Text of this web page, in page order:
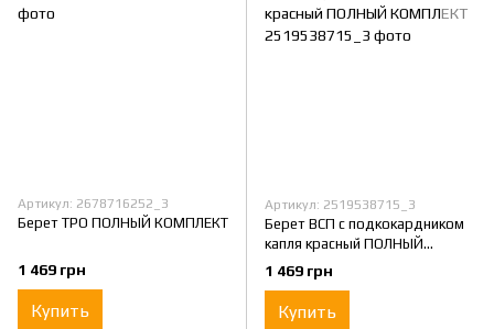
Артикул: 2678716252_3
Берет ТРО ПОЛНЫЙ КОМПЛЕКТ
1 469 грн
Купить
Артикул: 2519538715_3
Берет ВСП с подкокардником
капля красный ПОЛНЫЙ
КОМПЛЕКТ
1 469 грн
Купить